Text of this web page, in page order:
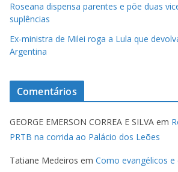
Roseana dispensa parentes e põe duas
suplências
Ex-ministra de Milei roga a Lula que
Argentina
Comentários
GEORGE EMERSON CORREA E SILVA em
PRTB na corrida ao Palácio dos Leões
Tatiane Medeiros em Como evangélicos e